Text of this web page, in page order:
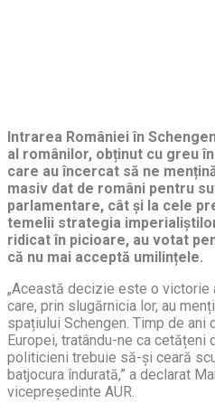
Intrarea României în
al românilor, obținut cu greu
care au încercat să ne
masiv dat de români pentru
parlamentare, cât și la cele
temelii strategia
ridicat în picioare, au votat
că nu mai acceptă umilințele.
„Această decizie este o victorie
care, prin slugărnicia lor, au
spațiului Schengen. Timp de ani
Europei, tratându-ne ca cetățeni
politicieni trebuie să-și ceară
batjocura îndurată,” a declarat
vicepreședinte AUR.